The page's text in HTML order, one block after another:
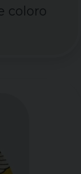
coloro